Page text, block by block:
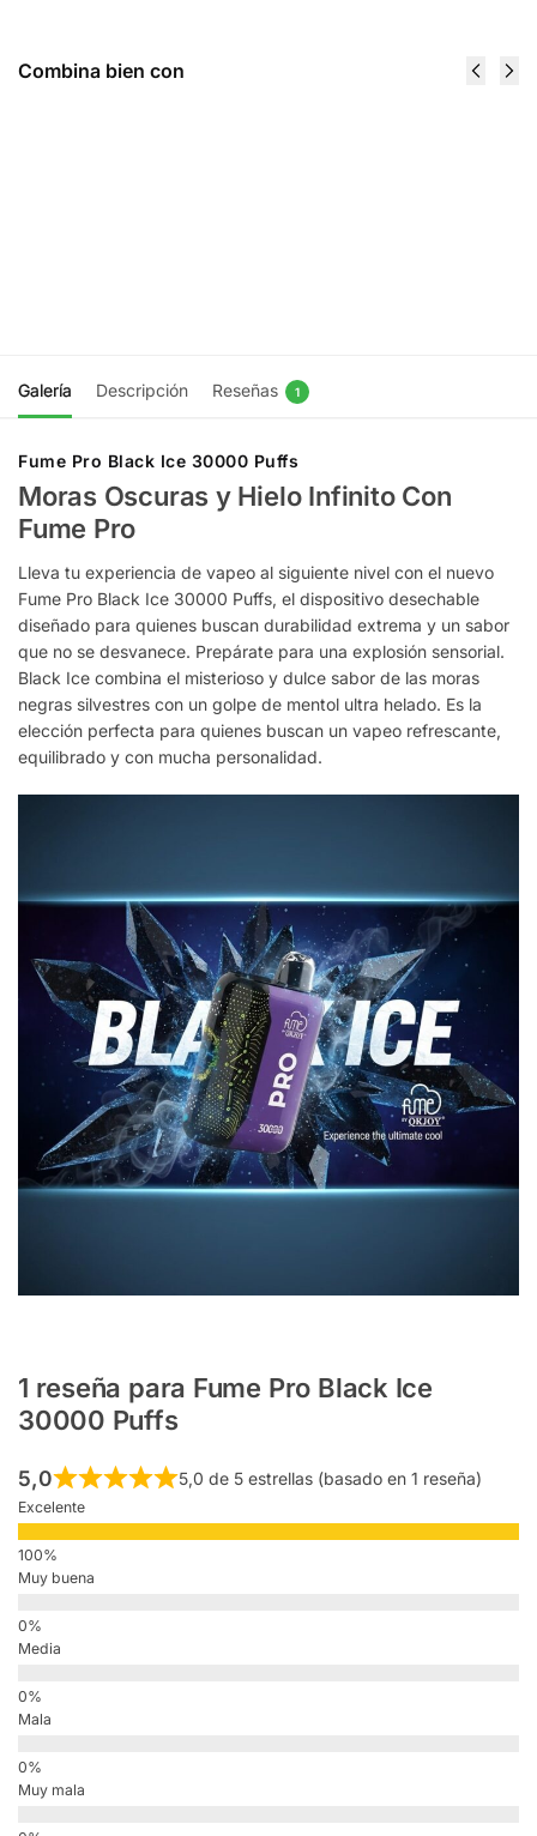
Combina bien con
Galería Descripción Reseñas 1
Fume Pro Black Ice 30000 Puffs
Moras Oscuras y Hielo Infinito Con
Fume Pro
Lleva tu experiencia de vapeo al siguiente nivel con el nuevo
Fume Pro Black Ice 30000 Puffs, el dispositivo desechable
diseñado para quienes buscan durabilidad extrema y un sabor
que no se desvanece. Prepárate para una explosión sensorial.
Black Ice combina el misterioso y dulce sabor de las moras
negras silvestres con un golpe de mentol ultra helado. Es la
elección perfecta para quienes buscan un vapeo refrescante,
equilibrado y con mucha personalidad.
1 reseña para Fume Pro Black Ice
30000 Puffs
5,0 5,0 de 5 estrellas (basado en 1 reseña)
Excelente
Muy buena
Media
Mala
Muy mala